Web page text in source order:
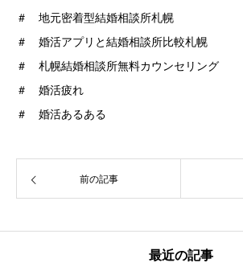
＃ 地元密着型結婚相談所札幌
＃ 婚活アプリと結婚相談所比較札幌
＃ 札幌結婚相談所無料カウンセリング
＃ 婚活疲れ
＃ 婚活あるある
前の記事
最近の記事